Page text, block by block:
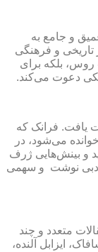
و جامع به
تاریخی و فرهنگی
روس، بلکه برای
دعوت می‌کند.
یافت. فرانک که
می‌شود، در
ادبی به شمار می‌آید و بینش‌هایی ژرف
ادبی نوشت و سهمی
متعدد و چند
ایزابل آلنده،